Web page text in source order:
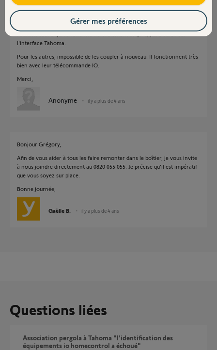
Bonjour,
je rencontre actuellement le même soucis avec l'ensemble de mes volets
l'interface Tahoma.
Pour les autres, impossible de les coupler à nouveau. Il fonctionnent très
bien avec leur télécommande IO.
Merci,
Anonyme il y a plus de 4 ans
Bonjour Grégory,
Afin de vous aider à tous les faire remonter dans le boîtier, je vous invite
à nous joindre directement au 0820 055 055. Je précise qu'il est impératif
que vous soyez sur place.
Bonne journée,
Gaëlle B. il y a plus de 4 ans
Questions liées
Association pergola à Tahoma "l'identification des
équipements io homecontrol a échoué"
Gérer mes préférences